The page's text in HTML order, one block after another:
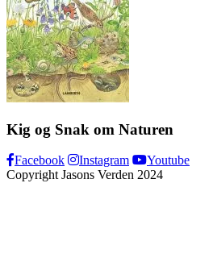
Kig og Snak om Naturen
Facebook Instagram
Youtube
Copyright Jasons Verden 2024